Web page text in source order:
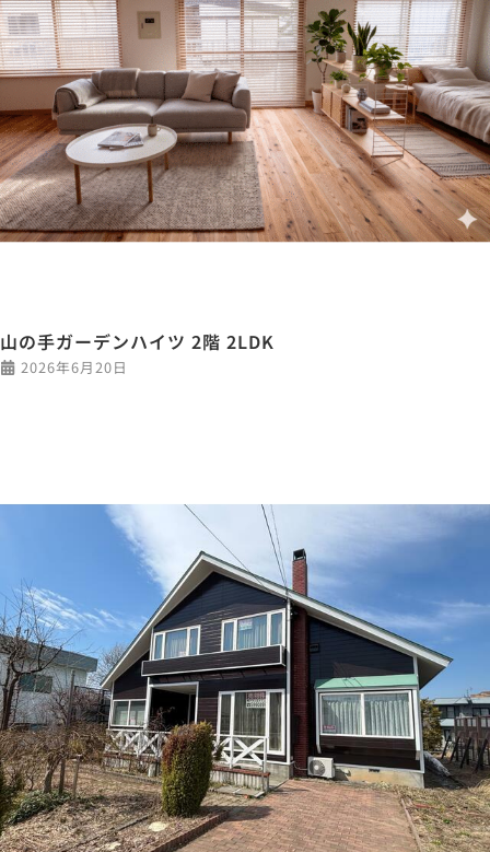
山の手ガーデンハイツ 2階 2LDK
2026年6月20日